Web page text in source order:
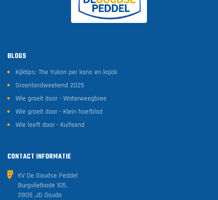
BLOGS
Kijktips: The Yukon per kano en kajak
Groenlandweekend 2025
Wie groeit daar - Waterweegbree
Wie groeit daar - Klein hoefblad
Wie leeft daar - Kuifeend
CONTACT INFORMATIE
KV De Goudse Peddel
Burgvlietkade 105,
2805 JD Gouda